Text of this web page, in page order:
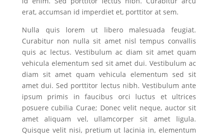
erat, accumsan id imperdiet et, porttitor at sem.
Nulla quis lorem ut libero malesuada feugiat.
Curabitur non nulla sit amet nisl tempus convallis
quis ac lectus. Vestibulum ac diam sit amet quam
vehicula elementum sed sit amet dui. Vestibulum ac
diam sit amet quam vehicula elementum sed sit
amet dui. Sed porttitor lectus nibh. Vestibulum ante
ipsum primis in faucibus orci luctus et ultrices
posuere cubilia Curae; Donec velit neque, auctor sit
amet aliquam vel, ullamcorper sit amet ligula.
Quisque velit nisi, pretium ut lacinia in, elementum